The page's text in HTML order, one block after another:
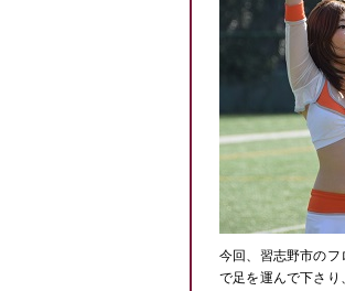
今回、習志野市のフ
で足を運んで下さ